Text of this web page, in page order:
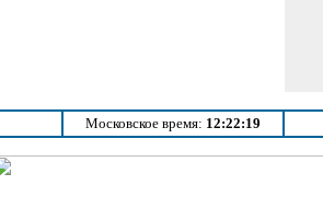
Московское время: 12:22:19